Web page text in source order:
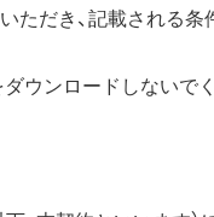
る速度制限が発生す
ただき、記載される条
ウンロードしないで